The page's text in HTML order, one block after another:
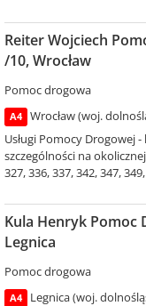
Reiter Wojciech
/10, Wrocław
Pomoc drogowa
A4
Wrocław (woj.
Usługi Pomocy Drogowej
szczególności na
327, 336, 337, 342, 347,
Kula Henryk Pomoc
Legnica
Pomoc drogowa
A4 Legnica (woj.